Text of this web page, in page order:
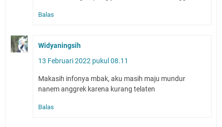
Balas
Widyaningsih
13 Februari 2022 pukul 08.11
Makasih infonya mbak, aku masih maju mundur
nanem anggrek karena kurang telaten
Balas